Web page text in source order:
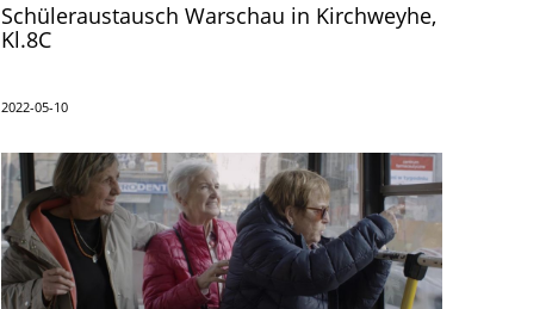
Schüleraustausch Warschau in Kirchweyhe,
Kl.8C
2022-05-10